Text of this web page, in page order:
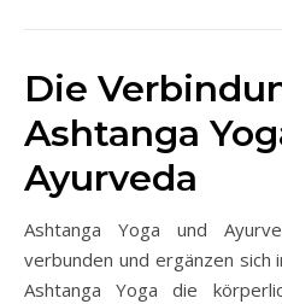
Die
Ashtanga
Ayurveda
Ashtanga Yoga und
verbunden und ergänzen sich
Ashtanga Yoga die